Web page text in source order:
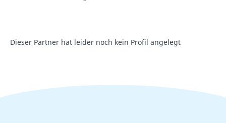
Dieser Partner hat leider noch kein Profil angelegt